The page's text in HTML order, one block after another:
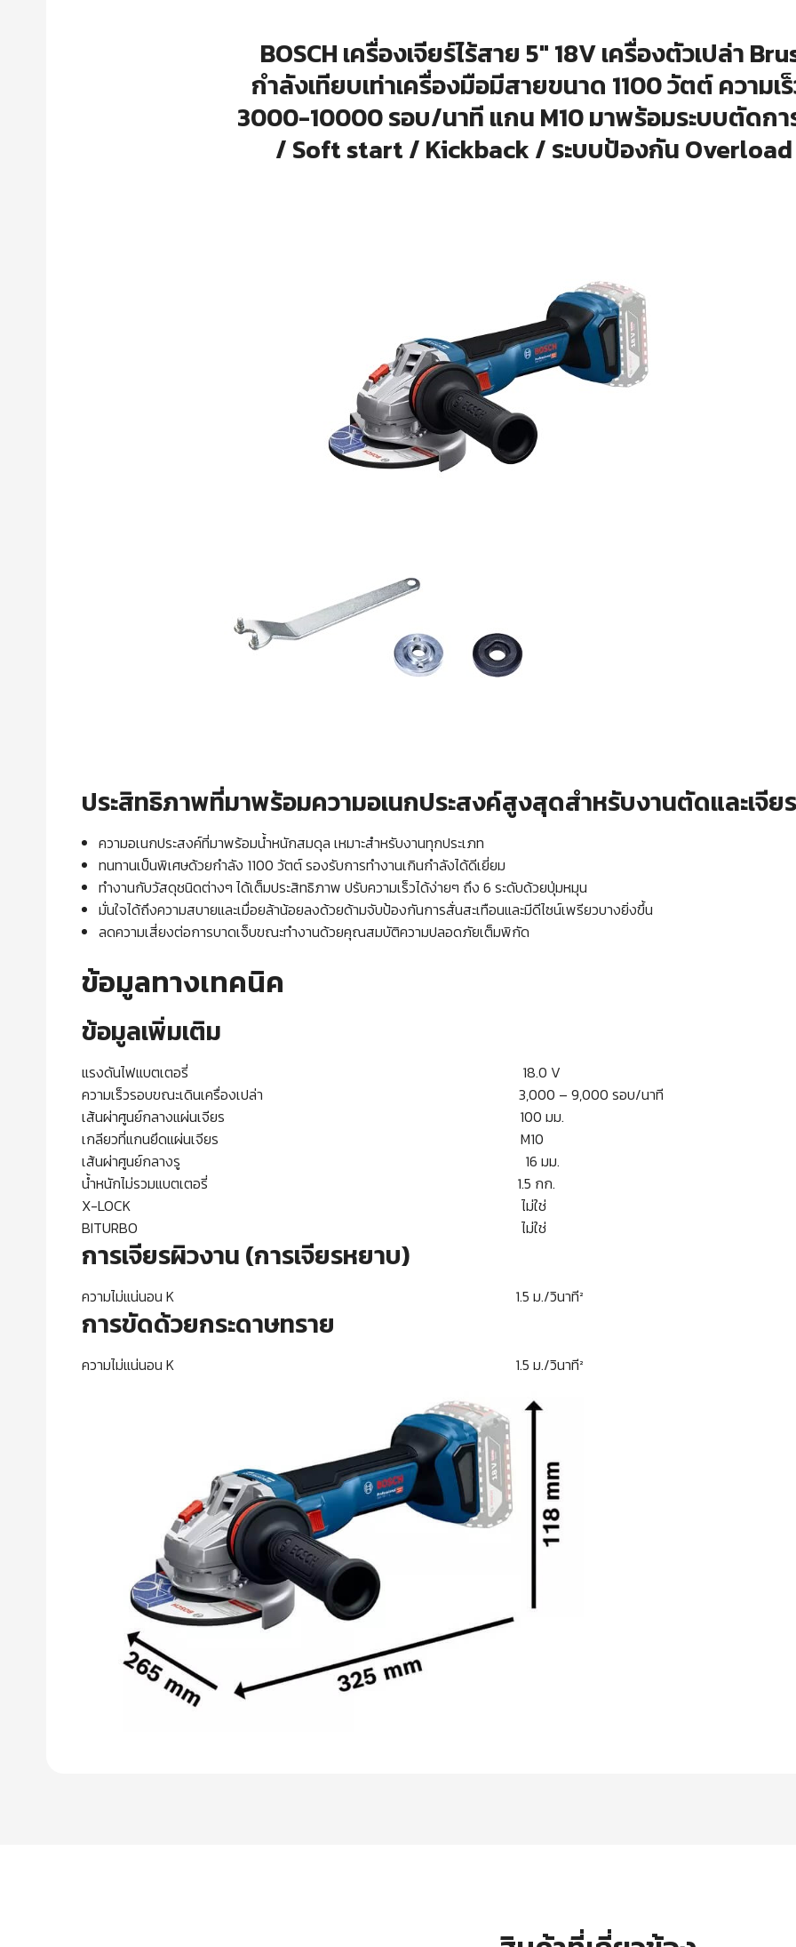
BOSCH เครื่องเจียร์ไร้สาย 5″ 18V เครื่องตัวเปล่า
กำลังเทียบเท่าเครื่องมือมีสายขนาด 1100 วัตต์ ความเ
3000-10000 รอบ/นาที แกน M10 มาพร้อมระบบตัดก
/ Soft start / Kickback / ระบบป้องกัน Overload
ประสิทธิภาพที่มาพร้อมความอเนกประสงค์สูงสุดสำหรับงานตัดและเจียร
ความอเนกประสงค์ที่มาพร้อมน้ำหนักสมดุล เหมาะสำหรับงานทุกประเภท
ทนทานเป็นพิเศษด้วยกำลัง 1100 วัตต์ รองรับการทำงานเกินกำลังได้ดีเยี่ยม
ทำงานกับวัสดุชนิดต่างๆ ได้เต็มประสิทธิภาพ ปรับความเร็วได้ง่ายๆ ถึง 6 ระดับด้วยปุ่มหมุน
มั่นใจได้ถึงความสบายและเมื่อยล้าน้อยลงด้วยด้ามจับป้องกันการสั่นสะเทือนและมีดีไซน์เพรียวบางยิ่งขึ้น
ลดความเสี่ยงต่อการบาดเจ็บขณะทำงานด้วยคุณสมบัติความปลอดภัยเต็มพิกัด
ข้อมูลทางเทคนิค
ข้อมูลเพิ่มเติม
แรงดันไฟแบตเตอรี่ 18.0 V
ความเร็วรอบขณะเดินเครื่องเปล่า 3,000 – 9,000 รอบ/นาที
เส้นผ่าศูนย์กลางแผ่นเจียร 100 มม.
เกลียวที่แกนยึดแผ่นเจียร M10
เส้นผ่าศูนย์กลางรู 16 มม.
น้ำหนักไม่รวมแบตเตอรี่ 1.5 กก.
X-LOCK ไม่ใช่
BITURBO ไม่ใช่
การเจียรผิวงาน (การเจียรหยาบ)
ความไม่แน่นอน K 1.5 ม./วินาที²
การขัดด้วยกระดาษทราย
ความไม่แน่นอน K 1.5 ม./วินาที²